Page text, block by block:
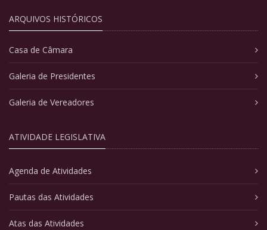
ARQUIVOS HISTÓRICOS
Casa de Câmara
Galeria de Presidentes
Galeria de Vereadores
ATIVIDADE LEGISLATIVA
Agenda de Atividades
Pautas das Atividades
Atas das Atividades